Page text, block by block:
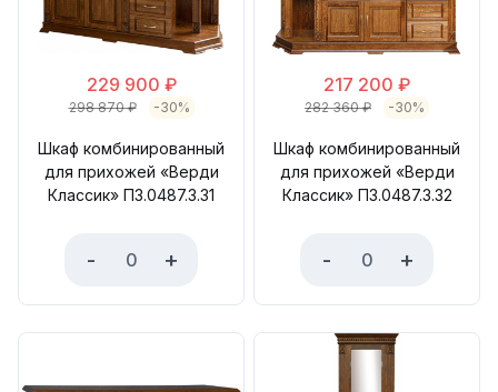
229 900 ₽
298 870₽ -30%
Шкаф комбинированный
для прихожей «Верди
Классик» П3.0487.3.31
- +
217 200 ₽
282 360₽ -30%
Шкаф комбинированный
для прихожей «Верди
Классик» П3.0487.3.32
- +